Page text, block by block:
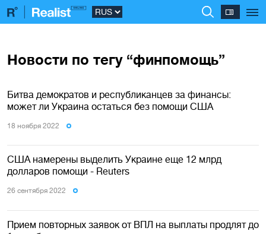
Новости по тегу “финпомощь”
Битва демократов и республиканцев за финансы:
может ли Украина остаться без помощи США
18 ноября 2022
США намерены выделить Украине еще 12 млрд
долларов помощи - Reuters
26 сентября 2022
Прием повторных заявок от ВПЛ на выплаты продлят до